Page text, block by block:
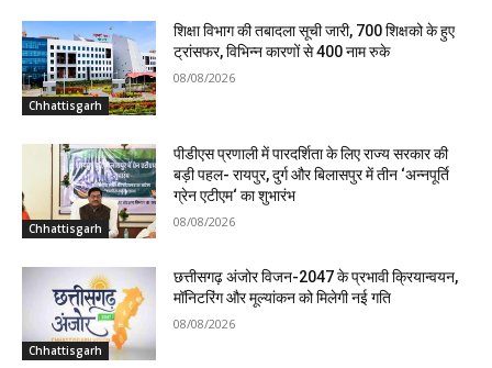
Chhattisgarh
शिक्षा विभाग की तबादला सूची जारी, 700 शिक्षको के हुए
ट्रांसफर, विभिन्न कारणों से 400 नाम रुके
08/08/2026
Chhattisgarh
पीडीएस प्रणाली में पारदर्शिता के लिए राज्य सरकार की
बड़ी पहल- रायपुर, दुर्ग और बिलासपुर में तीन ‘अन्नपूर्ति
ग्रेन एटीएम‘ का शुभारंभ
08/08/2026
Chhattisgarh
छत्तीसगढ़ अंजोर विजन-2047 के प्रभावी क्रियान्वयन,
मॉनिटरिंग और मूल्यांकन को मिलेगी नई गति
08/08/2026